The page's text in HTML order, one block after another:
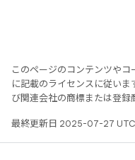
このページのコンテンツやコ
に記載のライセンスに従い
び関連会社の商標または登録
最終更新日 2025-07-27 UTC